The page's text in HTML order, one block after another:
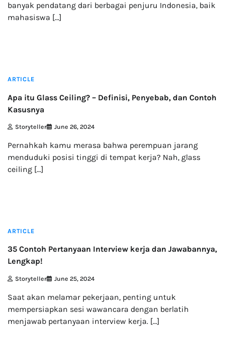
banyak pendatang dari berbagai penjuru Indonesia, baik
mahasiswa […]
ARTICLE
Apa itu Glass Ceiling? – Definisi, Penyebab, dan Contoh
Kasusnya
Storyteller June 26, 2024
Pernahkah kamu merasa bahwa perempuan jarang
menduduki posisi tinggi di tempat kerja? Nah, glass
ceiling […]
ARTICLE
35 Contoh Pertanyaan Interview kerja dan Jawabannya,
Lengkap!
Storyteller June 25, 2024
Saat akan melamar pekerjaan, penting untuk
mempersiapkan sesi wawancara dengan berlatih
menjawab pertanyaan interview kerja. […]